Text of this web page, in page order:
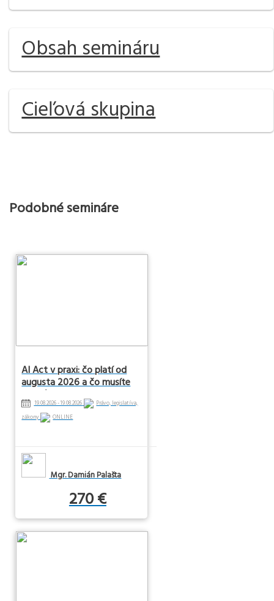
Obsah semináru
Cieľová skupina
Podobné semináre
AI Act v praxi: čo platí od
augusta 2026 a čo musíte
urobiť
19.08.2026 - 19.08.2026
Právo, legislatíva,
zákony
ONLINE
Mgr. Damián Palašta
270 €